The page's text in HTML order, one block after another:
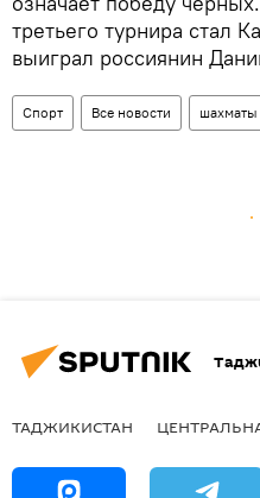
третьего турнира стал
выиграл россиянин
Спорт Все новости шахматы
ТАДЖИКИСТАН